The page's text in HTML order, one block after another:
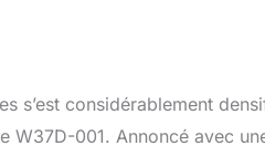
s’est considérablement
W37D-001. Annoncé avec